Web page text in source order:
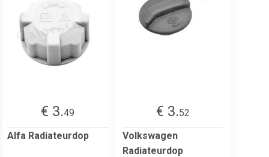
€ 3.49
Alfa Radiateurdop
€ 3.52
Volkswagen
Radiateurdop